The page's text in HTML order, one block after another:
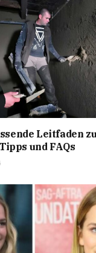
Leitfaden
und FAQs